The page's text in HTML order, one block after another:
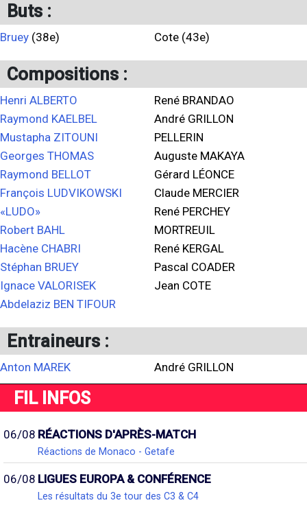
Buts :
Bruey (38e) Cote (43e)
Compositions :
Henri ALBERTO
Raymond KAELBEL
Mustapha ZITOUNI
Georges THOMAS
Raymond BELLOT
François LUDVIKOWSKI
«LUDO»
Robert BAHL
Hacène CHABRI
Stéphan BRUEY
Ignace VALORISEK
Abdelaziz BEN TIFOUR
René BRANDAO
André GRILLON
PELLERIN
Auguste MAKAYA
Gérard LÉONCE
Claude MERCIER
René PERCHEY
MORTREUIL
René KERGAL
Pascal COADER
Jean COTE
Entraineurs :
Anton MAREK André GRILLON
FIL INFOS
06/08 RÉACTIONS D'APRÈS-MATCH
Réactions de Monaco - Getafe
06/08 LIGUES EUROPA & CONFÉRENCE
Les résultats du 3e tour des C3 & C4